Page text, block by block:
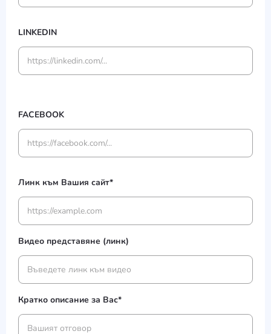
LINKEDIN
FACEBOOK
Линк към Вашия сайт*
Видео представяне (линк)
Кратко описание за Вас*